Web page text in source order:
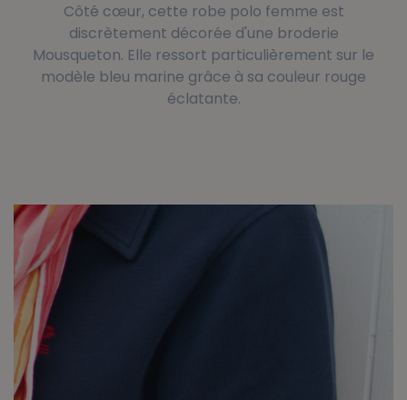
Côté cœur, cette robe polo femme est
discrètement décorée d'une broderie
Mousqueton. Elle ressort particulièrement sur le
modèle bleu marine grâce à sa couleur rouge
éclatante.